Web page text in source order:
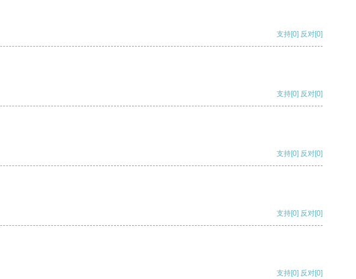
支持[0] 反对[0]
支持[0] 反对[0]
支持[0] 反对[0]
支持[0] 反对[0]
支持[0] 反对[0]